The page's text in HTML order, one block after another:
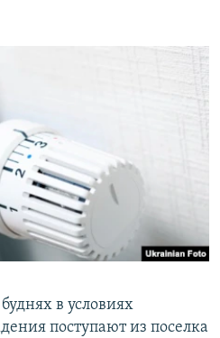
в условиях
поступают из поселка